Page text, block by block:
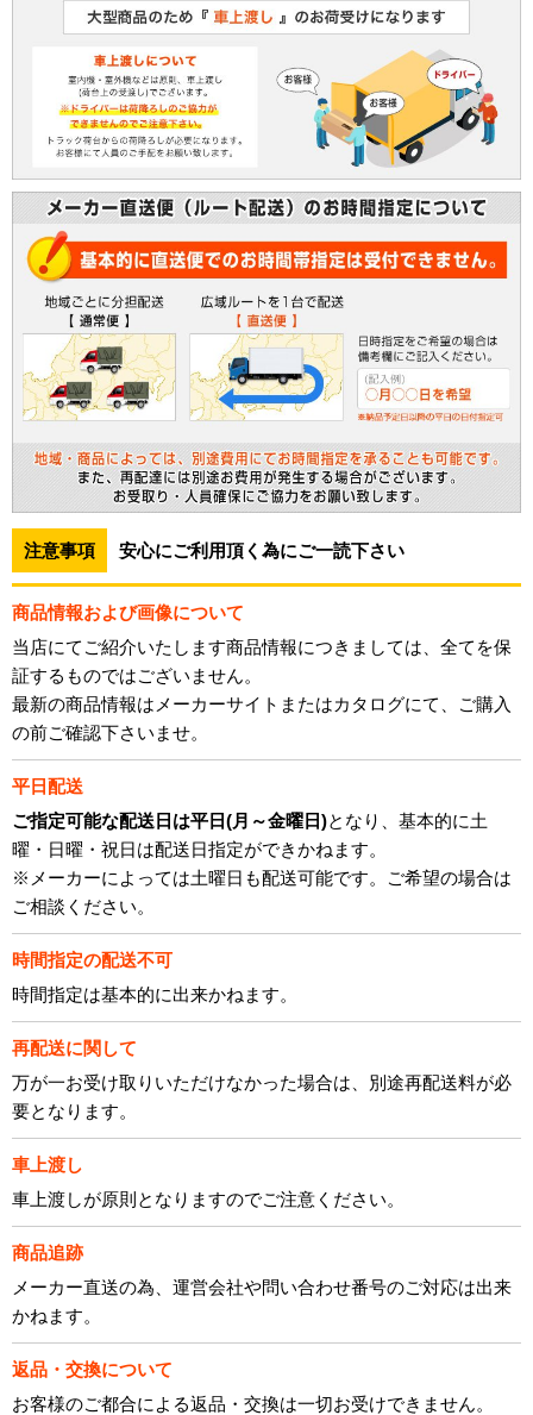
注意事項 安心にご利用頂く為にご一読下さい
商品情報および画像について
当店にてご紹介いたします商品情報につきましては、全てを保
証するものではございません。
最新の商品情報はメーカーサイトまたはカタログにて、ご購入
の前ご確認下さいませ。
平日配送
ご指定可能な配送日は平日(月～金曜日)となり、基本的に土
曜・日曜・祝日は配送日指定ができかねます。
※メーカーによっては土曜日も配送可能です。ご希望の場合は
ご相談ください。
時間指定の配送不可
時間指定は基本的に出来かねます。
再配送に関して
万が一お受け取りいただけなかった場合は、別途再配送料が必
要となります。
車上渡し
車上渡しが原則となりますのでご注意ください。
商品追跡
メーカー直送の為、運営会社や問い合わせ番号のご対応は出来
かねます。
返品・交換について
お客様のご都合による返品・交換は一切お受けできません。